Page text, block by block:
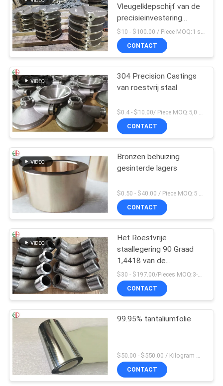
Vleugelklepschijf van de
precisieinvestering
Gietend Het
Bronsmessing 009
ASTM B61 B62
CONTACT
304 Precision Castings
van roestvrij staal
$0.4 - $10.00/ Piece MOQ:5,0 Kilogram
CONTACT
Bronzen behuizing
gesinterde lagers
$0.50 - $40.00 / Piece MOQ:5 stukken
CONTACT
Het Roestvrije
staallegering 90 Graad
1,4418 van de
flensverbinding de
Elleboog van de
Pijpmontage
CONTACT
99.95% tantaliumfolie
CONTACT